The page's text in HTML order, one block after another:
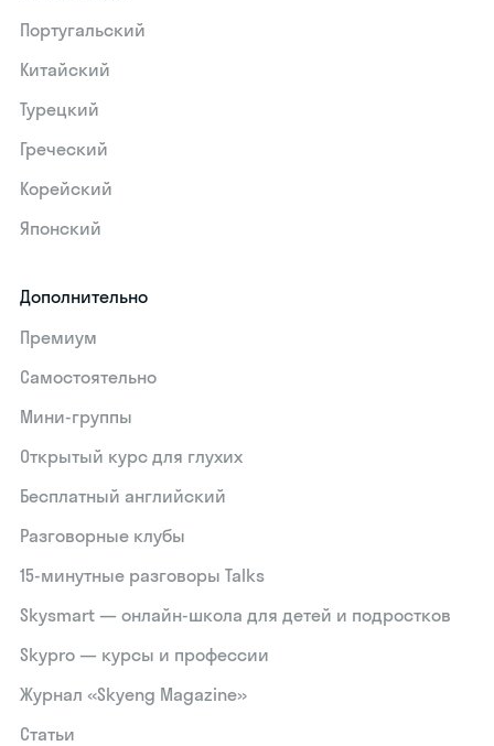
Португальский
Китайский
Турецкий
Греческий
Корейский
Японский
Дополнительно
Премиум
Самостоятельно
Мини-группы
Открытый курс для глухих
Бесплатный английский
Разговорные клубы
15‑минутные разговоры Talks
Skysmart — онлайн-школа для детей и подростков
Skypro — курсы и профессии
Журнал «Skyeng Magazine»
Статьи